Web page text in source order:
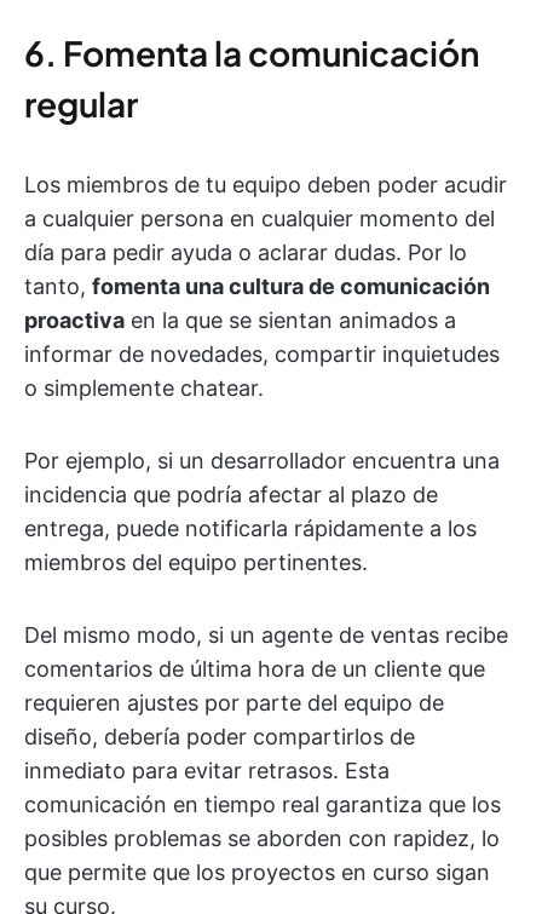
6. Fomenta la comunicación
regular
Los miembros de tu equipo deben poder acudir
a cualquier persona en cualquier momento del
día para pedir ayuda o aclarar dudas. Por lo
tanto, fomenta una cultura de comunicación
proactiva en la que se sientan animados a
informar de novedades, compartir inquietudes
o simplemente chatear.
Por ejemplo, si un desarrollador encuentra una
incidencia que podría afectar al plazo de
entrega, puede notificarla rápidamente a los
miembros del equipo pertinentes.
Del mismo modo, si un agente de ventas recibe
comentarios de última hora de un cliente que
requieren ajustes por parte del equipo de
diseño, debería poder compartirlos de
inmediato para evitar retrasos. Esta
comunicación en tiempo real garantiza que los
posibles problemas se aborden con rapidez, lo
que permite que los proyectos en curso sigan
su curso.